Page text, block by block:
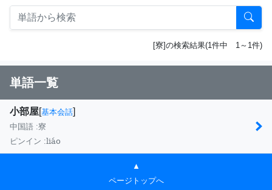
[寮]の検索結果(1件中 1～1件)
単語一覧
小部屋[基本会話]
中国語 :寮
ピンイン :liáo
▲
ページトップへ